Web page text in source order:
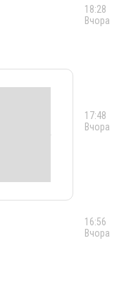
18:28
Вчора
17:48
Вчора
16:56
Вчора